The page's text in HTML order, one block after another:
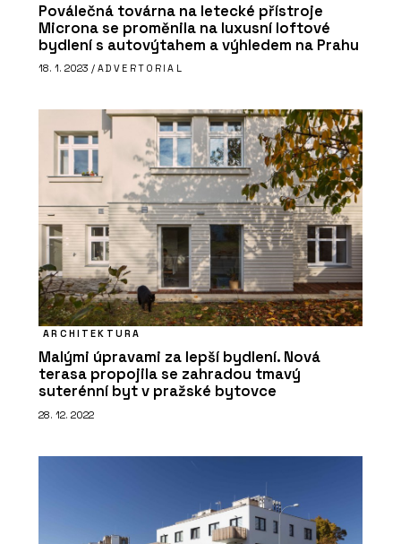
Poválečná továrna na letecké přístroje
Microna se proměnila na luxusní loftové
bydlení s autovýtahem a výhledem na Prahu
18. 1. 2023 / ADVERTORIAL
ARCHITEKTURA
Malými úpravami za lepší bydlení. Nová
terasa propojila se zahradou tmavý
suterénní byt v pražské bytovce
28. 12. 2022